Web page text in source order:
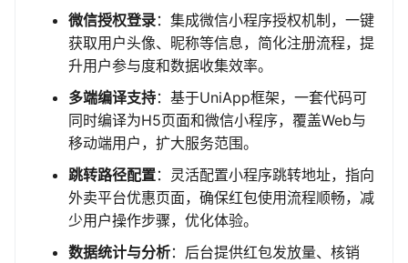
微信授权登录：集成微信小程序授权机制，一键
获取用户头像、昵称等信息，简化注册流程，提
升用户参与度和数据收集效率。
多端编译支持：基于UniApp框架，一套代码可
同时编译为H5页面和微信小程序，覆盖Web与
移动端用户，扩大服务范围。
跳转路径配置：灵活配置小程序跳转地址，指向
外卖平台优惠页面，确保红包使用流程顺畅，减
少用户操作步骤，优化体验。
数据统计与分析：后台提供红包发放量、核销